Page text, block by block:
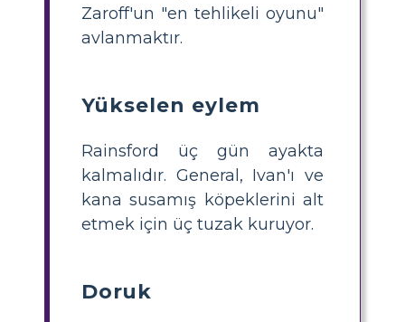
Zaroff'un "en tehlikeli oyunu"
avlanmaktır.
Yükselen eylem
Rainsford üç gün ayakta
kalmalıdır. General, Ivan'ı ve
kana susamış köpeklerini alt
etmek için üç tuzak kuruyor.
Doruk